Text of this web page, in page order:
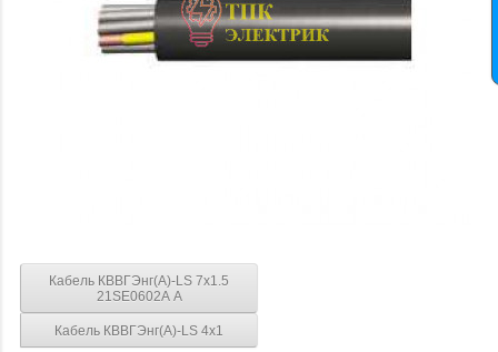
Кабель КВВГЭнг(А)-LS 7х1.5
21SE0602A A
Кабель КВВГЭнг(А)-LS 4х1